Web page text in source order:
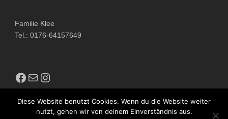
Familie Klee
Tel.: 0176-64157649
Diese Website benutzt Cookies. Wenn du die Website weiter
nutzt, gehen wir von deinem Einverständnis aus.